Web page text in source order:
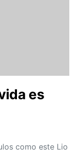
es
como este Lio